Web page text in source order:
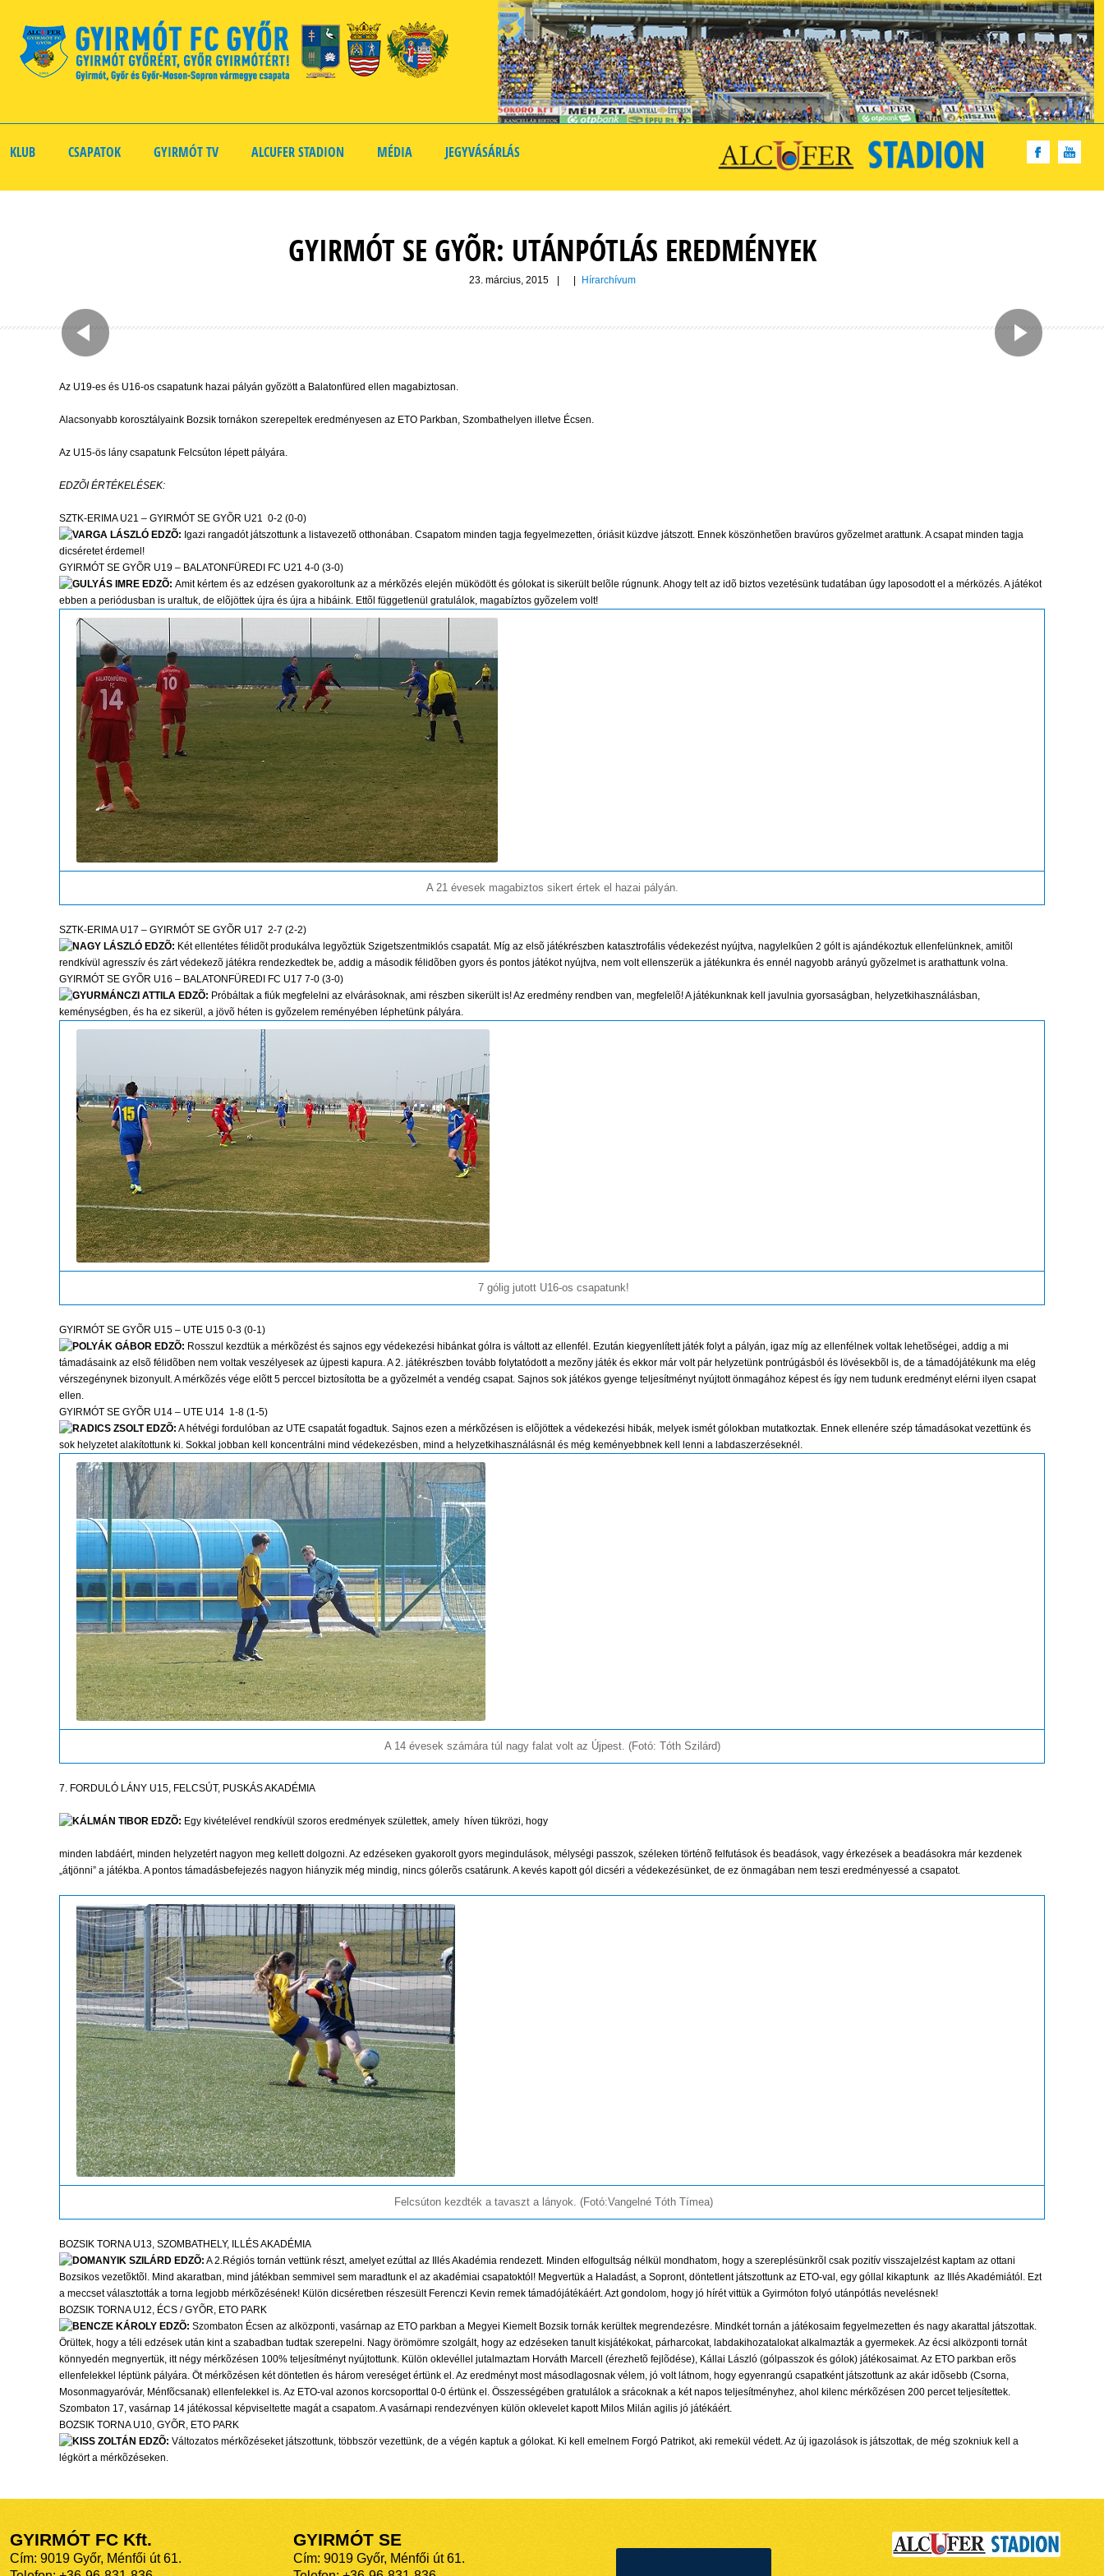
KLUB CSAPATOK GYIRMÓT TV ALCUFER STADION MÉDIA JEGYVÁSÁRLÁS
GYIRMÓT SE GYÕR: UTÁNPÓTLÁS EREDMÉNYEK
23. március, 2015 Hírarchívum
Az U19-es és U16-os csapatunk hazai pályán gyõzött a Balatonfüred ellen magabiztosan.
Alacsonyabb korosztályaink Bozsik tornákon szerepeltek eredményesen az ETO Parkban, Szombathelyen illetve Écsen.
Az U15-ös lány csapatunk Felcsúton lépett pályára.
EDZÕI ÉRTÉKELÉSEK:
SZTK-ERIMA U21 – GYIRMÓT SE GYÕR U21 0-2 (0-0)
VARGA LÁSZLÓ EDZÕ: Igazi rangadót játszottunk a listavezetõ otthonában. Csapatom minden tagja fegyelmezetten, óriásit küzdve játszott. Ennek köszönhetõen bravúros gyõzelmet arattunk. A csapat minden tagja
dicséretet érdemel!
GYIRMÓT SE GYÕR U19 – BALATONFÜREDI FC U21 4-0 (3-0)
GULYÁS IMRE EDZÕ: Amit kértem és az edzésen gyakoroltunk az a mérkõzés elején müködött és gólokat is sikerült belõle rúgnunk. Ahogy telt az idõ biztos vezetésünk tudatában úgy laposodott el a mérközés. A játékot
ebben a periódusban is uraltuk, de elõjöttek újra és újra a hibáink. Ettõl függetlenül gratulálok, magabíztos gyõzelem volt!
A 21 évesek magabiztos sikert értek el hazai pályán.
SZTK-ERIMA U17 – GYIRMÓT SE GYÕR U17 2-7 (2-2)
NAGY LÁSZLÓ EDZÕ: Két ellentétes félidõt produkálva legyõztük Szigetszentmiklós csapatát. Míg az elsõ játékrészben katasztrofális védekezést nyújtva, nagylelkûen 2 gólt is ajándékoztuk ellenfelünknek, amitõl
rendkívül agresszív és zárt védekezõ játékra rendezkedtek be, addig a második félidõben gyors és pontos játékot nyújtva, nem volt ellenszerük a játékunkra és ennél nagyobb arányú gyõzelmet is arathattunk volna.
GYIRMÓT SE GYÕR U16 – BALATONFÜREDI FC U17 7-0 (3-0)
GYURMÁNCZI ATTILA EDZÕ: Próbáltak a fiúk megfelelni az elvárásoknak, ami részben sikerült is! Az eredmény rendben van, megfelelõ! A játékunknak kell javulnia gyorsaságban, helyzetkihasználásban,
keménységben, és ha ez sikerül, a jövõ héten is gyõzelem reményében léphetünk pályára.
7 gólig jutott U16-os csapatunk!
GYIRMÓT SE GYÕR U15 – UTE U15 0-3 (0-1)
POLYÁK GÁBOR EDZÕ: Rosszul kezdtük a mérkõzést és sajnos egy védekezési hibánkat gólra is váltott az ellenfél. Ezután kiegyenlített játék folyt a pályán, igaz míg az ellenfélnek voltak lehetõségei, addig a mi
támadásaink az elsõ félidõben nem voltak veszélyesek az újpesti kapura. A 2. játékrészben tovább folytatódott a mezõny játék és ekkor már volt pár helyzetünk pontrúgásból és lövésekbõl is, de a támadójátékunk ma elég
vérszegénynek bizonyult. A mérkõzés vége elõtt 5 perccel biztosította be a gyõzelmét a vendég csapat. Sajnos sok játékos gyenge teljesítményt nyújtott önmagához képest és így nem tudunk eredményt elérni ilyen csapat
ellen.
GYIRMÓT SE GYÕR U14 – UTE U14 1-8 (1-5)
RADICS ZSOLT EDZÕ: A hétvégi fordulóban az UTE csapatát fogadtuk. Sajnos ezen a mérkõzésen is elõjöttek a védekezési hibák, melyek ismét gólokban mutatkoztak. Ennek ellenére szép támadásokat vezettünk és
sok helyzetet alakítottunk ki. Sokkal jobban kell koncentrálni mind védekezésben, mind a helyzetkihasználásnál és még keményebbnek kell lenni a labdaszerzéseknél.
A 14 évesek számára túl nagy falat volt az Újpest. (Fotó: Tóth Szilárd)
7. FORDULÓ LÁNY U15, FELCSÚT, PUSKÁS AKADÉMIA
KÁLMÁN TIBOR EDZÕ: Egy kivételével rendkívül szoros eredmények születtek, amely híven tükrözi, hogy
minden labdáért, minden helyzetért nagyon meg kellett dolgozni. Az edzéseken gyakorolt gyors megindulások, mélységi passzok, széleken történõ felfutások és beadások, vagy érkezések a beadásokra már kezdenek
„átjönni” a játékba. A pontos támadásbefejezés nagyon hiányzik még mindig, nincs gólerõs csatárunk. A kevés kapott gól dicséri a védekezésünket, de ez önmagában nem teszi eredményessé a csapatot.
Felcsúton kezdték a tavaszt a lányok. (Fotó:Vangelné Tóth Tímea)
BOZSIK TORNA U13, SZOMBATHELY, ILLÉS AKADÉMIA
DOMANYIK SZILÁRD EDZÕ: A 2.Régiós tornán vettünk részt, amelyet ezúttal az Illés Akadémia rendezett. Minden elfogultság nélkül mondhatom, hogy a szereplésünkrõl csak pozitív visszajelzést kaptam az ottani
Bozsikos vezetõktõl. Mind akaratban, mind játékban semmivel sem maradtunk el az akadémiai csapatoktól! Megvertük a Haladást, a Sopront, döntetlent játszottunk az ETO-val, egy góllal kikaptunk az Illés Akadémiától. Ezt
a meccset választották a torna legjobb mérkõzésének! Külön dicséretben részesült Ferenczi Kevin remek támadójátékáért. Azt gondolom, hogy jó hírét vittük a Gyirmóton folyó utánpótlás nevelésnek!
BOZSIK TORNA U12, ÉCS / GYÕR, ETO PARK
BENCZE KÁROLY EDZÕ: Szombaton Écsen az alközponti, vasárnap az ETO parkban a Megyei Kiemelt Bozsik tornák kerültek megrendezésre. Mindkét tornán a játékosaim fegyelmezetten és nagy akarattal játszottak.
Örültek, hogy a téli edzések után kint a szabadban tudtak szerepelni. Nagy örömömre szolgált, hogy az edzéseken tanult kisjátékokat, párharcokat, labdakihozatalokat alkalmazták a gyermekek. Az écsi alközponti tornát
könnyedén megnyertük, itt négy mérkõzésen 100% teljesítményt nyújtottunk. Külön oklevéllel jutalmaztam Horváth Marcell (érezhetõ fejlõdése), Kállai László (gólpasszok és gólok) játékosaimat. Az ETO parkban erõs
ellenfelekkel léptünk pályára. Öt mérkõzésen két döntetlen és három vereséget értünk el. Az eredményt most másodlagosnak vélem, jó volt látnom, hogy egyenrangú csapatként játszottunk az akár idõsebb (Csorna,
Mosonmagyaróvár, Ménfõcsanak) ellenfelekkel is. Az ETO-val azonos korcsoporttal 0-0 értünk el. Összességében gratulálok a srácoknak a két napos teljesítményhez, ahol kilenc mérkõzésen 200 percet teljesítettek.
Szombaton 17, vasárnap 14 játékossal képviseltette magát a csapatom. A vasárnapi rendezvényen külön oklevelet kapott Milos Milán agilis jó játékáért.
BOZSIK TORNA U10, GYÕR, ETO PARK
KISS ZOLTÁN EDZÕ: Változatos mérkõzéseket játszottunk, többször vezettünk, de a végén kaptuk a gólokat. Ki kell emelnem Forgó Patrikot, aki remekül védett. Az új igazolások is játszottak, de még szokniuk kell a
légkört a mérkõzéseken.
GYIRMÓT FC Kft.
Cím: 9019 Győr, Ménfői út 61.
GYIRMÓT SE
Cím: 9019 Győr, Ménfői út 61.